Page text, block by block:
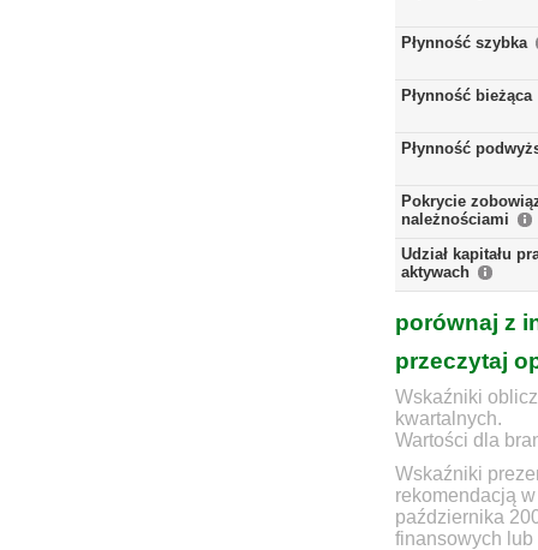
Płynność szybka
Płynność bieżąca
Płynność
Pokrycie
należnościami
Udział kapitału
aktywach
porównaj z
przeczytaj
Wskaźniki
kwartalnych.
Wartości dla
Wskaźniki
rekomendacją
października
finansowych lub